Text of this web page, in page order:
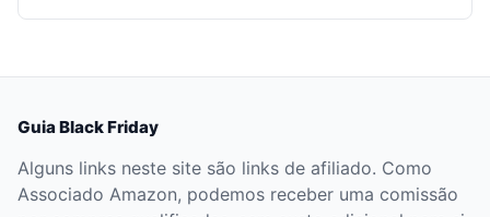
Guia Black Friday
Alguns links neste site são links de afiliado. Como
Associado Amazon, podemos receber uma comissão